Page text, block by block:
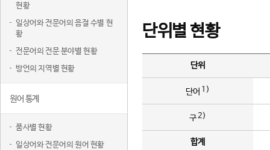
현황
일상어와 전문어의 음절 수별 현
황
전문어의 전문 분야별 현황
방언의 지역별 현황
원어 통계
품사별 현황
일상어와 전문어의 원어 현황
단위별 현황
단위
단어 1)
구2)
합계